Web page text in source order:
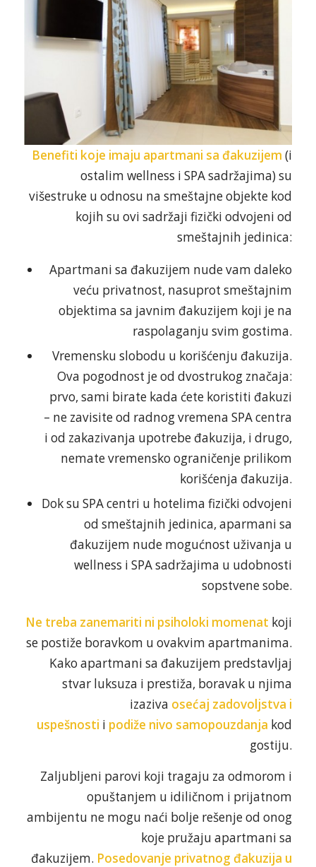
Benefiti koje imaju apartmani sa đakuzijem (i
ostalim wellness i SPA sadržajima) su
višestruke u odnosu na smeštajne objekte kod
kojih su ovi sadržaji fizički odvojeni od
smeštajnih jedinica:
Apartmani sa đakuzijem nude vam daleko
veću privatnost, nasuprot smeštajnim
objektima sa javnim đakuzijem koji je na
raspolaganju svim gostima.
Vremensku slobodu u korišćenju đakuzija.
Ova pogodnost je od dvostrukog značaja:
prvo, sami birate kada ćete koristiti đakuzi
– ne zavisite od radnog vremena SPA centra
i od zakazivanja upotrebe đakuzija, i drugo,
nemate vremensko ograničenje prilikom
korišćenja đakuzija.
Dok su SPA centri u hotelima fizički odvojeni
od smeštajnih jedinica, aparmani sa
đakuzijem nude mogućnost uživanja u
wellness i SPA sadržajima u udobnosti
sopstvene sobe.
Ne treba zanemariti ni psiholoki momenat koji
se postiže boravkom u ovakvim apartmanima.
Kako apartmani sa đakuzijem predstavljaj
stvar luksuza i prestiža, boravak u njima
izaziva osećaj zadovoljstva i
uspešnosti i podiže nivo samopouzdanja kod
gostiju.
Zaljubljeni parovi koji tragaju za odmorom i
opuštanjem u idiličnom i prijatnom
ambijentu ne mogu naći bolje rešenje od onog
koje pružaju apartmani sa
đakuzijem. Posedovanje privatnog đakuzija u